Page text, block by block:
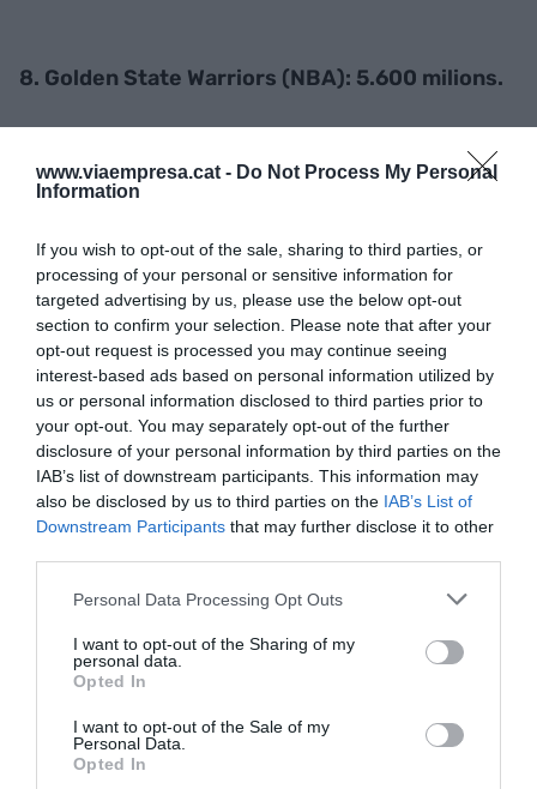
www.viaempresa.cat - Do Not Process My Personal
Information
If you wish to opt-out of the sale, sharing to third parties, or
processing of your personal or sensitive information for
targeted advertising by us, please use the below opt-out
section to confirm your selection. Please note that after your
opt-out request is processed you may continue seeing
interest-based ads based on personal information utilized by
us or personal information disclosed to third parties prior to
your opt-out. You may separately opt-out of the further
disclosure of your personal information by third parties on the
IAB’s list of downstream participants. This information may
also be disclosed by us to third parties on the IAB’s List of
Downstream Participants that may further disclose it to other
Personal Data Processing Opt Outs
I want to opt-out of the Sharing of my
personal data.
Opted In
I want to opt-out of the Sale of my
Personal Data.
Opted In
8. Golden State Warriors (NBA): 5.600 milions.
Propietari: Peter Guber (2010 per 450 milions
8. Washington Commanders (NFL): 5.600
milions.
Evolució en cinc anys: +81%
Propietari: Daniel i Tanya Snyder (1999 per 750
milions).
Evolució en cinc anys: +83%